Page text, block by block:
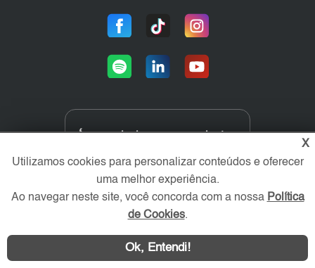
Área exclusiva aos anunciantes,
X
Utilizamos cookies para personalizar conteúdos e oferecer
uma melhor experiência.
Ao navegar neste site, você concorda com a nossa Política
de Cookies.
Ok, Entendi!